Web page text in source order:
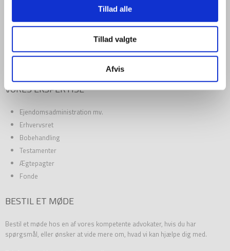
Tillad alle
Tillad valgte
Afvis
CVR: 34 04 50 03
Vesterbrogade 33
VORES EKSPERTISE
Ejendomsadministration mv.
Erhvervsret
Bobehandling
Testamenter
Ægtepagter
Fonde
BESTIL ET MØDE
Bestil et møde hos en af vores kompetente advokater, hvis du har
spørgsmål, eller ønsker at vide mere om, hvad vi kan hjælpe dig med.